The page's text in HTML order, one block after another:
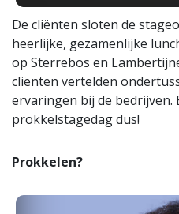
De cliënten sloten de
heerlijke, gezamenlijke
op Sterrebos en
cliënten vertelden
ervaringen bij de bedrijven.
prokkelstagedag dus!
Prokkelen?